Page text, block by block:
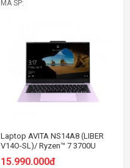
MÃ SP:
Laptop AVITA NS14A8 (LIBER
V14O-SL)/ Ryzen™ 7 3700U
15.990.000đ